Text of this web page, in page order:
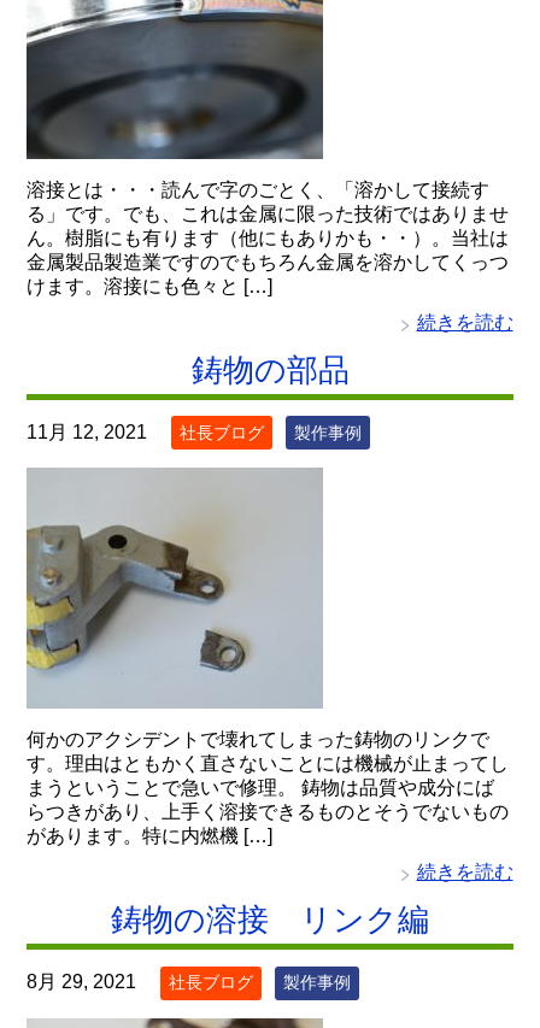
溶接とは・・・読んで字のごとく、「溶かして接続す
る」です。でも、これは金属に限った技術ではありませ
ん。樹脂にも有ります（他にもありかも・・）。当社は
金属製品製造業ですのでもちろん金属を溶かしてくっつ
けます。溶接にも色々と […]
続きを読む
鋳物の部品
11月 12, 2021 社長ブログ 製作事例
何かのアクシデントで壊れてしまった鋳物のリンクで
す。理由はともかく直さないことには機械が止まってし
まうということで急いで修理。 鋳物は品質や成分にば
らつきがあり、上手く溶接できるものとそうでないもの
があります。特に内燃機 […]
続きを読む
鋳物の溶接 リンク編
8月 29, 2021 社長ブログ 製作事例